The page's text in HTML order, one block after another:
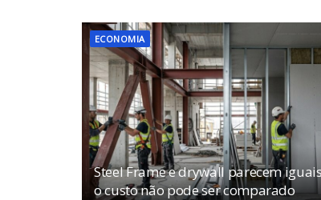
ECONOMIA
Steel Frame e drywall parecem
o custo não pode ser comparado